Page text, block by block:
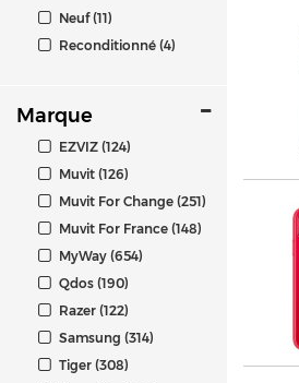
Neuf (11)
Reconditionné (4)
Marque
EZVIZ (124)
Muvit (126)
Muvit For Change (251)
Muvit For France (148)
MyWay (654)
Qdos (190)
Razer (122)
Samsung (314)
Tiger (308)